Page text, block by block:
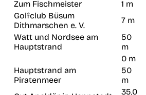
Zum Fischmeister
1 m
Golfclub Büsum
Dithmarschen e. V.
7 m
Watt und Nordsee am
Hauptstrand
50
m
0 m
Hauptstrand am
Piratenmeer
50
m
35,0